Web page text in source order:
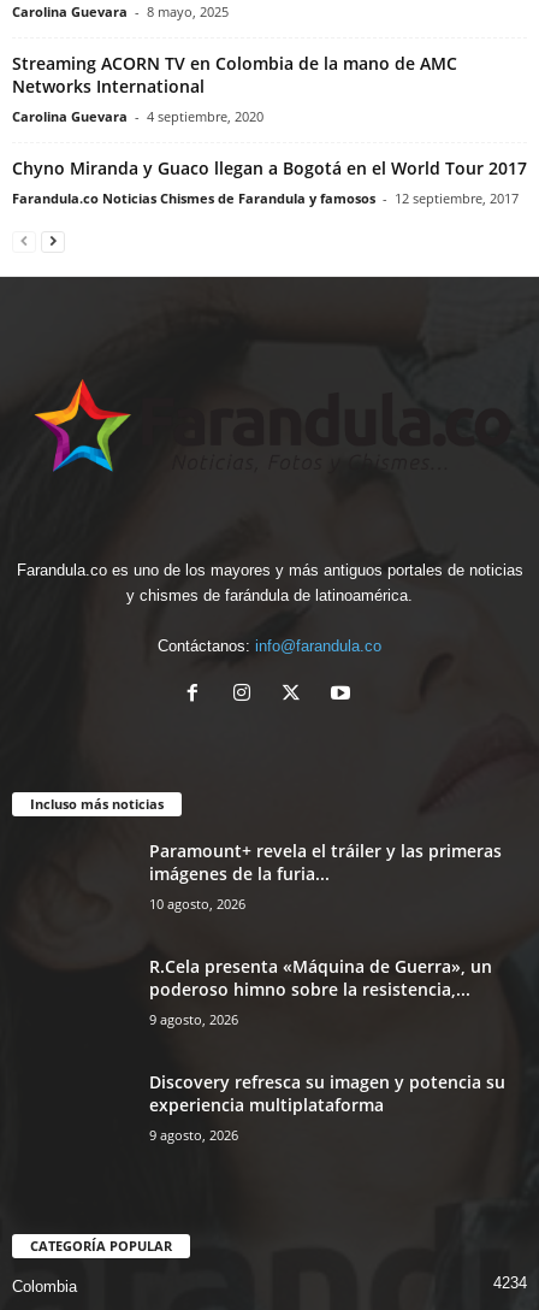
Carolina Guevara - 8 mayo, 2025
Streaming ACORN TV en Colombia de la mano de AMC
Networks International
Carolina Guevara - 4 septiembre, 2020
Chyno Miranda y Guaco llegan a Bogotá en el World Tour 2017
Farandula.co Noticias Chismes de Farandula y famosos - 12 septiembre, 2017
Farandula.co es uno de los mayores y más antiguos portales de noticias
y chismes de farándula de latinoamérica.
Contáctanos: info@farandula.co
Incluso más noticias
Paramount+ revela el tráiler y las primeras
imágenes de la furia...
10 agosto, 2026
R.Cela presenta «Máquina de Guerra», un
poderoso himno sobre la resistencia,...
9 agosto, 2026
Discovery refresca su imagen y potencia su
experiencia multiplataforma
9 agosto, 2026
CATEGORÍA POPULAR
Colombia 4234